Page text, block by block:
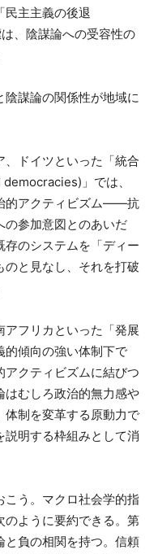
民主主義の後退
、陰謀論への受容性の
陰謀論の関係性が地域に
ドイツといった「統合
」では、
的アクティビズム——抗
参加意図とのあいだ
のシステムを「ディー
と見なし、それを打破
アフリカといった「発展
的傾向の強い体制下で
クティビズムに結びつ
はむしろ政治的無力感や
体制を変革する原動力で
明する枠組みとして消
こう。マクロ社会学的指
のように要約できる。第
と負の相関を持つ。信頼